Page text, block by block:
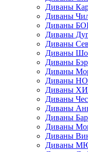
Диваны
Диваны
Диваны
Диваны
Диваны
Диваны
Диваны
Диваны
Диваны
Диваны
Диваны
Диваны
Диваны
Диваны
Диваны
Диваны